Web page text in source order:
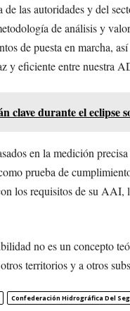
de las autoridades y del
de análisis y
de puesta en marcha,
y eficiente entre nuestra
clave durante el eclipse
en la medición
prueba de
los requisitos de su
no es un concepto
territorios y a otros
Confederación Hidrográfica Del